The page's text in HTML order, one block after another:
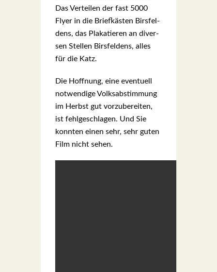
Das Ver­tei­len der fast 5000
Fly­er in die Brief­käs­ten Birs­fel­
dens, das Pla­ka­tie­ren an diver­
sen Stel­len Birs­fel­dens, alles
für die Katz.
Die Hoff­nung, eine even­tu­ell
not­wen­di­ge Volks­ab­stim­mung
im Herbst gut vor­zu­be­rei­ten,
ist fehl­ge­schla­gen. Und Sie
konn­ten einen sehr, sehr guten
Film nicht sehen.